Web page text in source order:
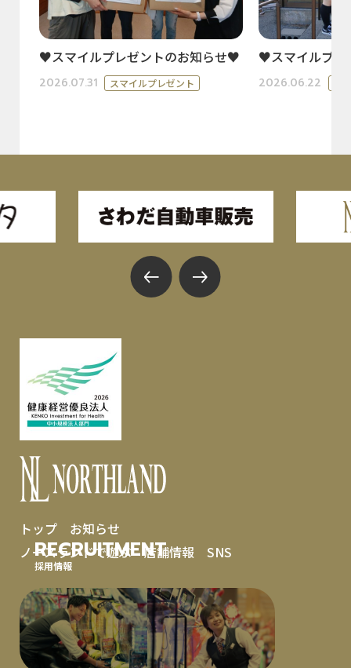
♥スマイルプレゼントのお知らせ♥
2026.07.31 スマイルプレゼント
♥スマイルプ
2026.06.22
トップ
お知らせ
ノースランドで遊ぶ
店舗情報 SNS
RECRUITMENT
採用情報